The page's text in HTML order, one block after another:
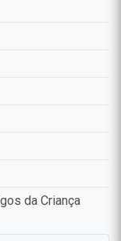
da Criança